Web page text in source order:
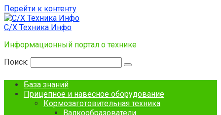
Перейти к контенту
С/Х Техника Инфо
Информационный портал о технике
Поиск:
База знаний
Прицепное и навесное оборудование
Кормозаготовительная техника
Валкообразователи